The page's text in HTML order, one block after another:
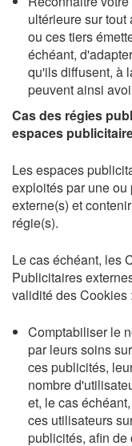
ultérieure sur
ou ces tiers
échéant,
qu'ils diffusent, à
peuvent ainsi
Cas des régies
espaces
Les espaces
exploités par une
externe(s) et
régie(s).
Le cas échéant, les
Publicitaires
validité des Cookies :
Comptabiliser le
par leurs soins
ces publicités,
nombre
et, le cas
ces utilisateurs
publicités, afin de